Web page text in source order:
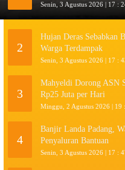
Senin, 3 Agustus 2026 | 17 :
2
Hujan Deras Sebabkan
Warga Terdampak
Senin, 3 Agustus 2026 | 17 :
3
Mahyeldi Dorong ASN
Rp25 Juta per Hari
Minggu, 2 Agustus 2026 | 19
4
Banjir Landa Padang,
Penyaluran Bantuan
Senin, 3 Agustus 2026 | 17 :